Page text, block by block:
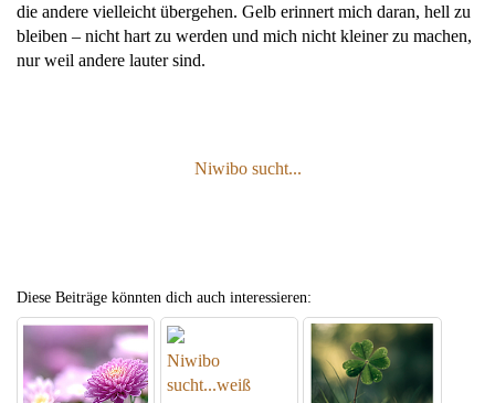
die andere vielleicht übergehen. Gelb erinnert mich daran, hell zu
bleiben – nicht hart zu werden und mich nicht kleiner zu machen,
nur weil andere lauter sind.
Niwibo sucht...
Diese Beiträge könnten dich auch interessieren:
Niwibo
sucht...weiß